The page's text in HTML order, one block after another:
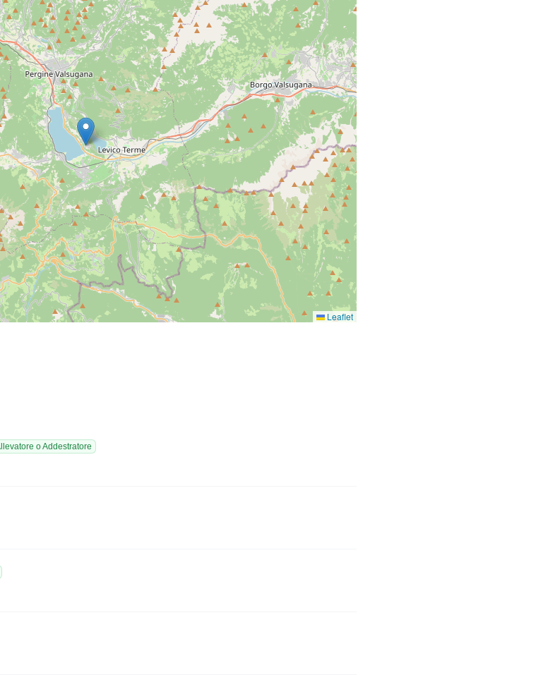
Leaflet
o Addestratore